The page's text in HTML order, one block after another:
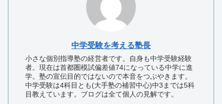
中学受験を考える塾長
小さな個別指導塾の経営者です。自身も中学受験経験
者。現在は首都圏模試偏差値74になっている中学に進
学。塾の宣伝目的ではないので本音をつぶやきます。
中学受験は4科目とも(大手塾の補習中心)中3までは5科
目教えています。ブログは全て個人の見解です。